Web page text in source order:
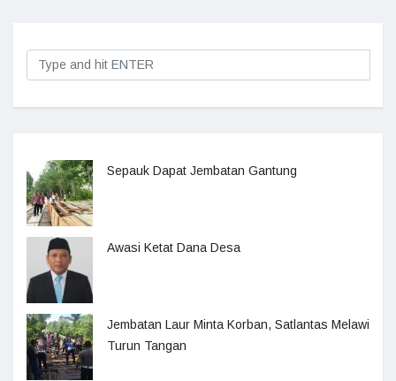
Sepauk Dapat Jembatan Gantung
Awasi Ketat Dana Desa
Jembatan Laur Minta Korban, Satlantas Melawi
Turun Tangan